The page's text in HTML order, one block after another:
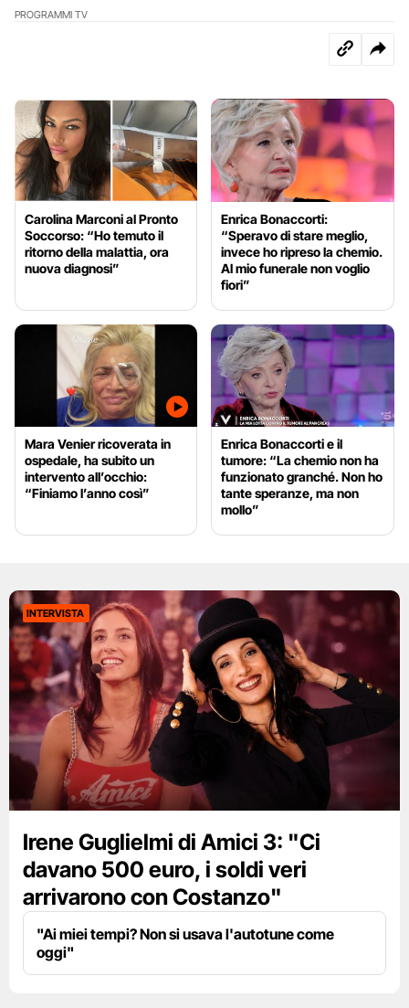
PROGRAMMI TV
Carolina Marconi al Pronto
Soccorso: “Ho temuto il
ritorno della malattia, ora
nuova diagnosi”
Enrica Bonaccorti:
“Speravo di stare meglio,
invece ho ripreso la chemio.
Al mio funerale non voglio
fiori”
Mara Venier ricoverata in
ospedale, ha subito un
intervento all’occhio:
“Finiamo l’anno così”
Enrica Bonaccorti e il
tumore: “La chemio non ha
funzionato granché. Non ho
tante speranze, ma non
mollo”
INTERVISTA
Irene Guglielmi di Amici 3: "Ci
davano 500 euro, i soldi veri
arrivarono con Costanzo"
"Ai miei tempi? Non si usava l'autotune come
oggi"